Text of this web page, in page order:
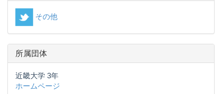
その他
所属団体
近畿大学 3年
ホームページ